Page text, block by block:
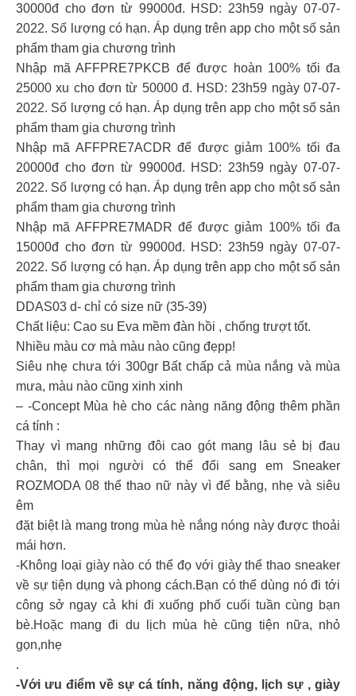
30000đ cho đơn từ 99000đ. HSD: 23h59 ngày 07-07-
2022. Số lượng có hạn. Áp dụng trên app cho một số sản
phẩm tham gia chương trình
Nhập mã AFFPRE7PKCB để được hoàn 100% tối đa
25000 xu cho đơn từ 50000 đ. HSD: 23h59 ngày 07-07-
2022. Số lượng có hạn. Áp dụng trên app cho một số sản
phẩm tham gia chương trình
Nhập mã AFFPRE7ACDR để được giảm 100% tối đa
20000đ cho đơn từ 99000đ. HSD: 23h59 ngày 07-07-
2022. Số lượng có hạn. Áp dụng trên app cho một số sản
phẩm tham gia chương trình
Nhập mã AFFPRE7MADR để được giảm 100% tối đa
15000đ cho đơn từ 99000đ. HSD: 23h59 ngày 07-07-
2022. Số lượng có hạn. Áp dụng trên app cho một số sản
phẩm tham gia chương trình
DDAS03 d- chỉ có size nữ (35-39)
Chất liệu: Cao su Eva mềm đàn hồi , chống trượt tốt.
Nhiều màu cơ mà màu nào cũng đẹpp!
Siêu nhẹ chưa tới 300gr Bất chấp cả mùa nắng và mùa
mưa, màu nào cũng xinh xinh
– -Concept Mùa hè cho các nàng năng động thêm phần
cá tính :
Thay vì mang những đôi cao gót mang lâu sẻ bị đau
chân, thì mọi người có thể đổi sang em Sneaker
ROZMODA 08 thể thao nữ này vì đế bằng, nhẹ và siêu
êm
đặt biệt là mang trong mùa hè nắng nóng này được thoải
mái hơn.
-Không loại giày nào có thể đọ với giày thể thao sneaker
về sự tiện dụng và phong cách.Bạn có thể dùng nó đi tới
công sở ngay cả khi đi xuống phố cuối tuần cùng bạn
bè.Hoặc mang đi du lịch mùa hè cũng tiện nữa, nhỏ
gọn,nhẹ
.
-Với ưu điểm về sự cá tính, năng động, lịch sự , giày